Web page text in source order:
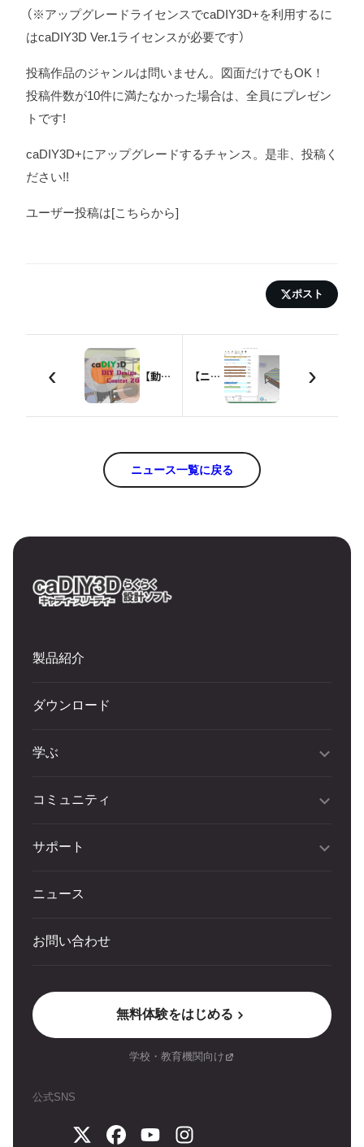
（※アップグレードライセンスでcaDIY3D+を利用するに
はcaDIY3D Ver.1ライセンスが必要です）
投稿作品のジャンルは問いません。図面だけでもOK！
投稿件数が10件に満たなかった場合は、全員にプレゼン
トです!
caDIY3D+にアップグレードするチャンス。是非、投稿く
ださい!!
ユーザー投稿は[こちらから]
ポスト
‹ 【動画あり】コンテスト応募作品を動画にまとめました!! 【ニュースリリース】caDIY3D＋を8月20日に発売 ›
ニュース一覧に戻る
製品紹介
ダウンロード
学ぶ
コミュニティ
サポート
ニュース
お問い合わせ
無料体験をはじめる
学校・教育機関向け
公式SNS